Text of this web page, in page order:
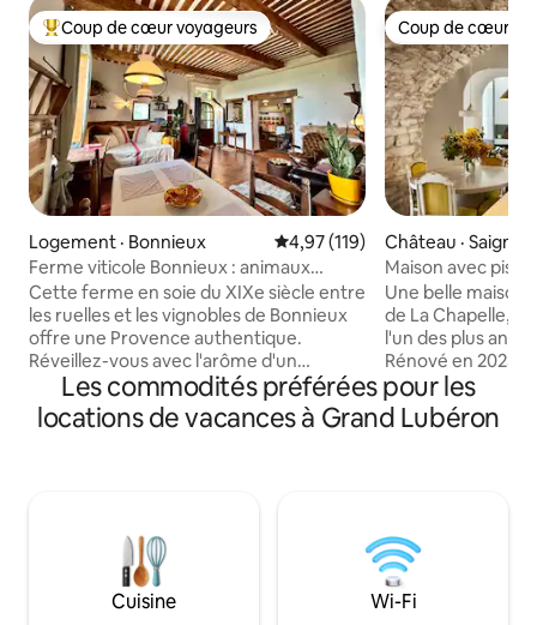
Coup de cœur voyageurs parmi les plus aimés
Coup de cœur voyageurs
Logement · Bonnieux Note moyenne de 4,97 sur 5,
4,97 (119)
Ferme viticole Bonnieux : animaux
acceptés
Cette ferme en soie du XIXe siècle entre
les ruelles et les vignobles de Bonnieux
offre une Provence authentique.
Réveillez-vous avec l'arôme d'un
expresso sur votre terrasse avec vue sur
les vignes, puis promenez-vous pour
déguster des croissants chauds au son
de visites de marchés, d'explorations de
vignobles et de vins au coucher du soleil
sous les étoiles. Les cerisiers en fleurs au
printemps et les champs de lavande en
Coup de cœur
Coup de cœur
Château · Saignon
Maison avec
colline dans le
Une belle maison
de La Chapelle,
l'un des plus
Rénové en 2023,
contemporain et
une destination
deux salles de
barbecue. WiFi
Réservable
ID2779429
Les commodités préférées pour les
locations de vacances à Grand Lubéron
Cuisine Wi-Fi